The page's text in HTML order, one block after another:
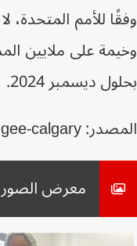
بحلول ديسمبر 2024.
المصدر: https://globalnews.ca/news/10188905/wheelchair-stolen-sudanese-refugee-calgary/
معرض الصور